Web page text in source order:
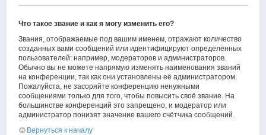
Что такое звание и как я могу изменить его?
Звания, отображаемые под вашим именем, отражают количество
созданных вами сообщений или идентифицируют определённых
пользователей: например, модераторов и администраторов.
Обычно вы не можете напрямую изменять наименования званий
на конференции, так как они установлены её администратором.
Пожалуйста, не засоряйте конференцию ненужными
сообщениями только для того, чтобы повысить своё звание. На
большинстве конференций это запрещено, и модератор или
администратор понизят значение вашего счётчика сообщений.
Вернуться к началу